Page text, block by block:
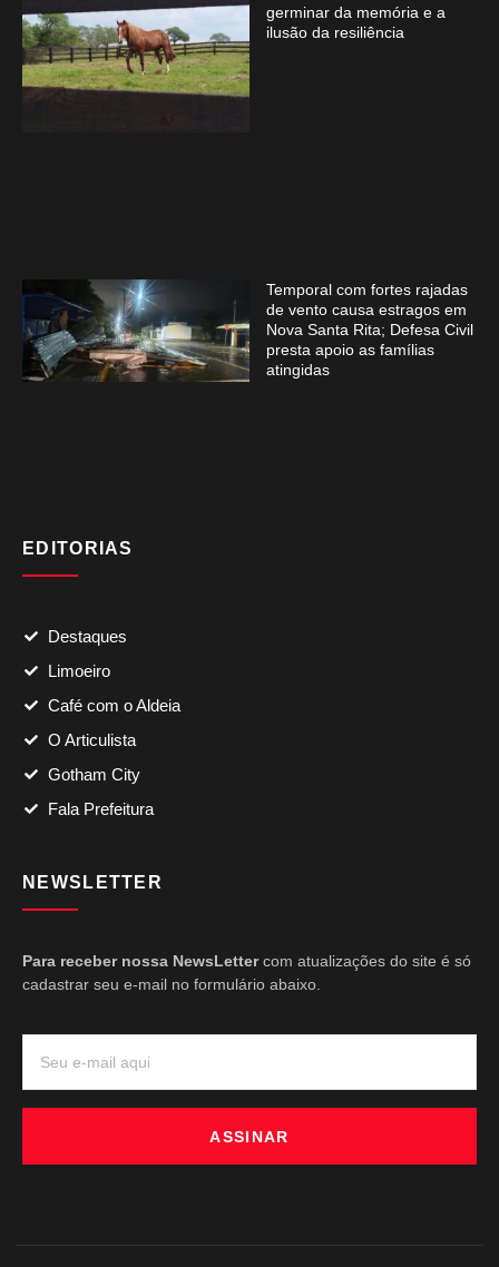
germinar da memória e a
ilusão da resiliência
Temporal com fortes rajadas
de vento causa estragos em
Nova Santa Rita; Defesa Civil
presta apoio as famílias
atingidas
EDITORIAS
Destaques
Limoeiro
Café com o Aldeia
O Articulista
Gotham City
Fala Prefeitura
NEWSLETTER
Para receber nossa NewsLettercom atualizações do site é só
cadastrar seu e-mail no formulário abaixo.
ASSINAR